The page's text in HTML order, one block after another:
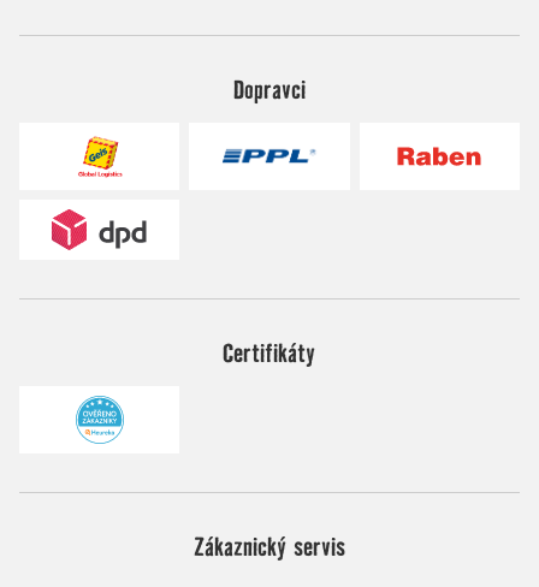
Dopravci
Certifikáty
Zákaznický servis